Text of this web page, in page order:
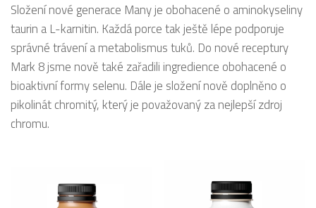
Složení nové generace Many je obohacené o aminokyseliny
taurin a L-karnitin. Každá porce tak ještě lépe podporuje
správné trávení a metabolismus tuků. Do nové receptury
Mark 8 jsme nově také zařadili ingredience obohacené o
bioaktivní formy selenu. Dále je složení nově doplněno o
pikolinát chromitý, který je považovaný za nejlepší zdroj
chromu.